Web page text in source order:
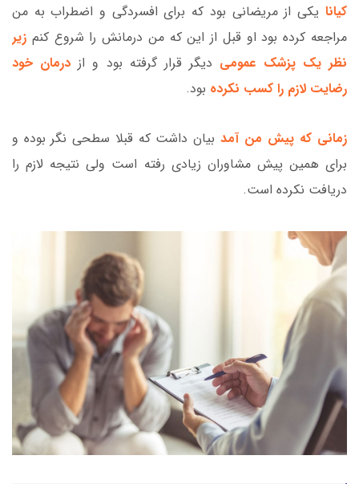
کیانا یکی از مریضانی بود که برای افسردگی و اضطراب به من
مراجعه کرده بود او قبل از این که من درمانش را شروع کنم زیر
نظر یک پزشک عمومی دیگر قرار گرفته بود و از درمان خود
رضایت لازم را کسب نکرده بود.
زمانی که پیش من آمد بیان داشت که قبلا سطحی نگر بوده و
برای همین پیش مشاوران زیادی رفته است ولی نتیجه لازم را
دریافت نکرده است.